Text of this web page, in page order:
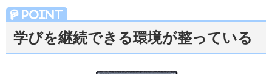
学びを継続できる環境が整っている